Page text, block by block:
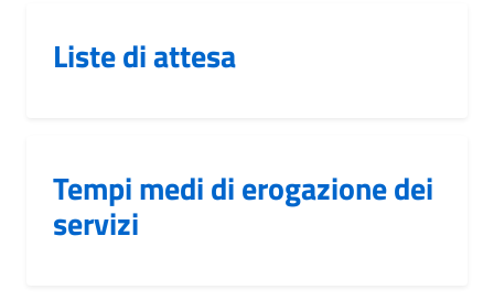
Liste di attesa
Tempi medi di erogazione dei
servizi